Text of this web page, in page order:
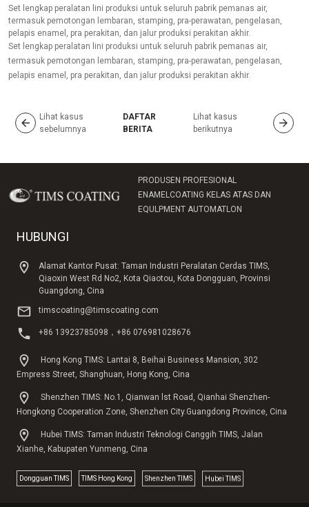
Set lengkap peralatan lini produksi untuk seluruh pabrik pemanas air,
termasuk pemotongan lembaran, stamping, pra-perawatan, pengelasan,
pelapis enamel, pra perakitan, dan jalur produksi perakitan akhir.
Set lengkap peralatan lini produksi untuk seluruh pabrik pemanas air,
termasuk pemotongan lembaran, stamping, pra-perawatan, pengelasan,
pelapis enamel, pra perakitan, dan jalur produksi perakitan akhir.
Lihat kasus
sebelumnya
DAFTAR
BERITA
Lihat kasus
berikutnya
PRODUSEN PROFESIONAL
ENAMELCOATING KELAS ATAS DAN
EQULPMENT AUTOMATLON
HUBUNGI
Alamat Kantor Pusat: Taman Industri Peralatan Cerdas TIMS,
Qiaoxin West Rd No2, Kota Qiaotou, Kota Dongguan, Provinsi
Guangdong, Cina
timscoating@timscoating.com
+86 13923785098，+86 076981028676
Hong Kong TIMS: Lantai 8, Beihai Business Mansion, 302
Empress Street, Shanghuan, Hong Kong, Cina
Shenzhen TIMS: No.1, Qianwan lst Road, Qianhai Shenzhen-
Hongkong Cooperation Zone, Shenzhen City.Guangdong Province, Cina
Hubei TIMS: Taman Industri Teknologi Canggih TIMS, Jalan
Xianhe, Kabupaten Yunmeng, Cina
Dongguan TlMS TIMS Hong Kong Shenzhen TIMS Hubei TIMS